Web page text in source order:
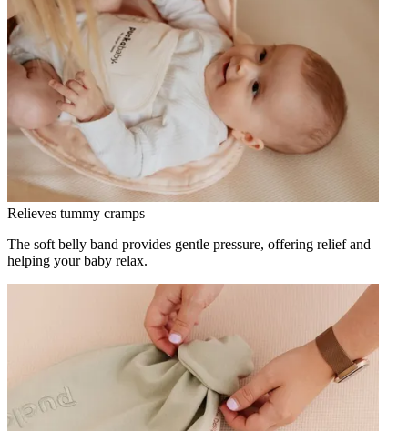
Relieves tummy cramps
The soft belly band provides gentle pressure, offering relief and
helping your baby relax.